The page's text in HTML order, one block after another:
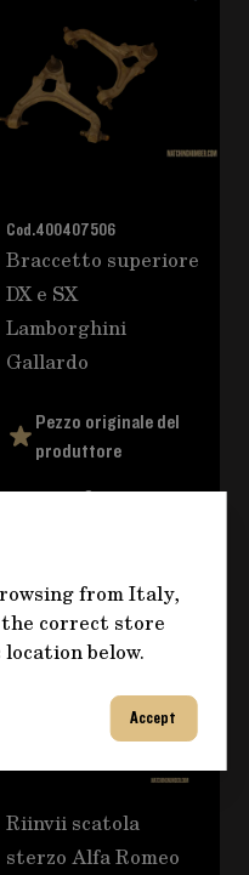
from Italy,
correct store
below.
Accept
Cod.400407506
Braccetto superiore
DX e SX
Lamborghini
Gallardo
Pezzo originale del
produttore
Riinvii scatola
sterzo Alfa Romeo